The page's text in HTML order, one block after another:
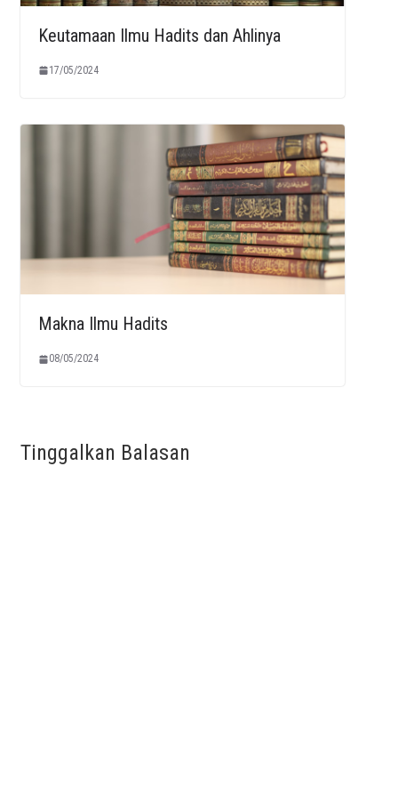
Keutamaan Ilmu Hadits dan Ahlinya
17/05/2024
Makna Ilmu Hadits
08/05/2024
Tinggalkan Balasan